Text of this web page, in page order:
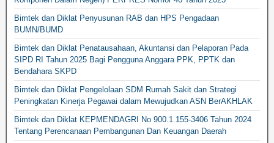
Bimtek dan Diklat Penyusunan RAB dan HPS Pengadaan
BUMN/BUMD
Bimtek dan Diklat Penatausahaan, Akuntansi dan Pelaporan Pada
SIPD RI Tahun 2025 Bagi Pengguna Anggara PPK, PPTK dan
Bendahara SKPD
Bimtek dan Diklat Pengelolaan SDM Rumah Sakit dan Strategi
Peningkatan Kinerja Pegawai dalam Mewujudkan ASN BerAKHLAK
Bimtek dan Diklat KEPMENDAGRI No 900.1.155-3406 Tahun 2024
Tentang Perencanaan Pembangunan Dan Keuangan Daerah